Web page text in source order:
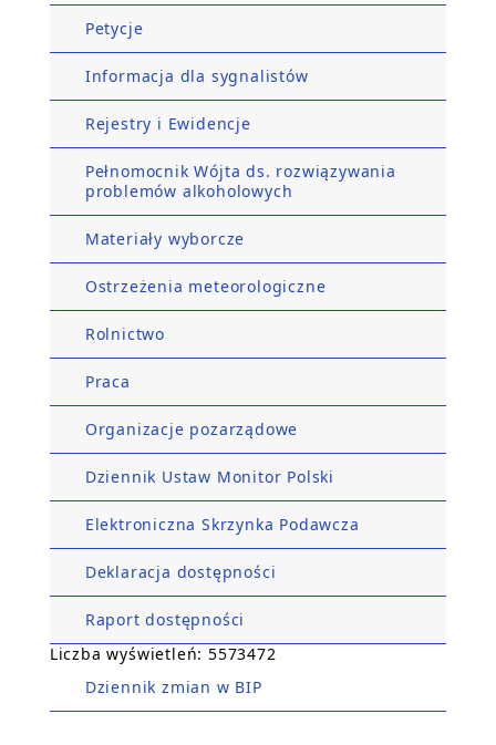
Petycje
Informacja dla sygnalistów
Rejestry i Ewidencje
Pełnomocnik Wójta ds. rozwiązywania
problemów alkoholowych
Materiały wyborcze
Ostrzeżenia meteorologiczne
Rolnictwo
Praca
Organizacje pozarządowe
Dziennik Ustaw Monitor Polski
Elektroniczna Skrzynka Podawcza
Deklaracja dostępności
Raport dostępności
Liczba wyświetleń: 5573472
Dziennik zmian w BIP